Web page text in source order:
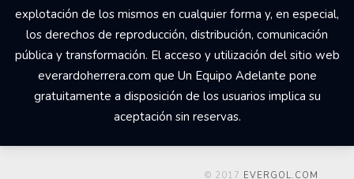
explotación de los mismos en cualquier forma y, en especial,
los derechos de reproducción, distribución, comunicación
pública y transformación. El acceso y utilización del sitio web
everardoherrera.com que Un Equipo Adelante pone
gratuitamente a disposición de los usuarios implica su
aceptación sin reservas.
© 2017 EVERGOL.COM